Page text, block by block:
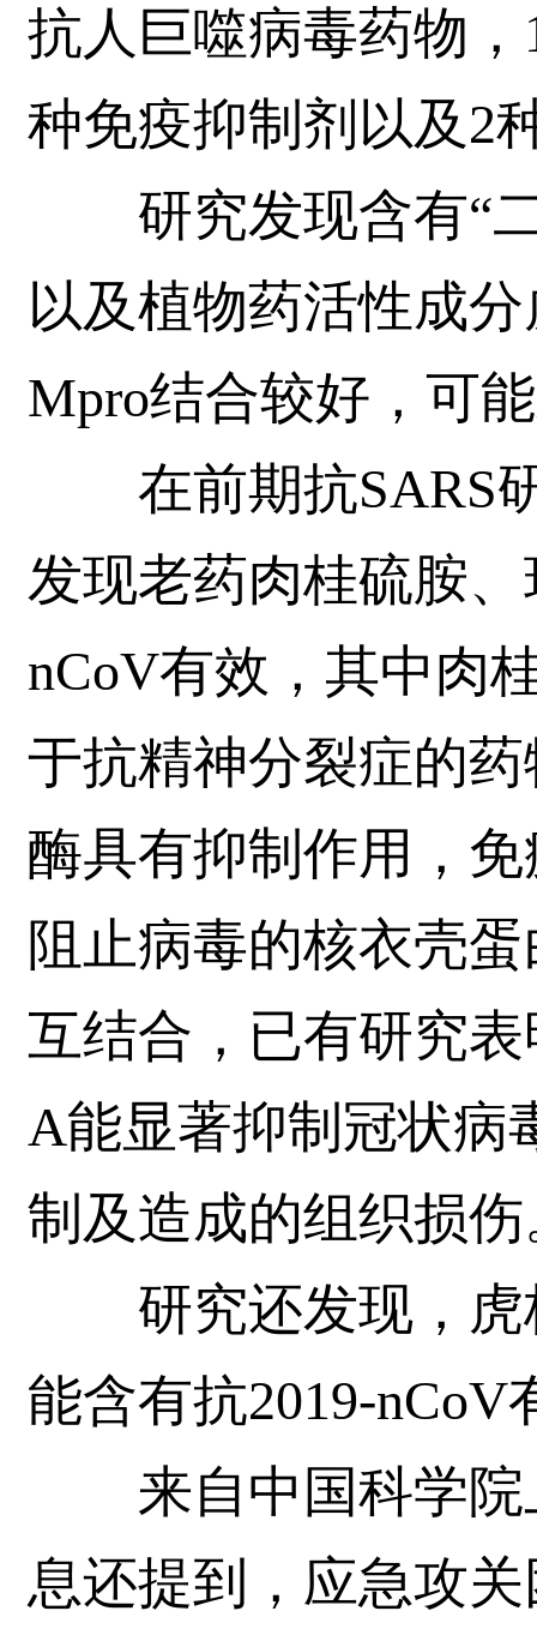
抗人巨噬病毒药物
种免疫抑制剂以及2
研究发现含有“二
以及植物药活性成
Mpro结合较好，可
在前期抗SARS研
发现老药肉桂硫胺
nCoV有效，其中肉
于抗精神分裂症的
酶具有抑制作用，
阻止病毒的核衣壳
互结合，已有研究
A能显著抑制冠状病
制及造成的组织损伤
研究还发现，虎
能含有抗2019-nCoV
来自中国科学院
息还提到，应急攻